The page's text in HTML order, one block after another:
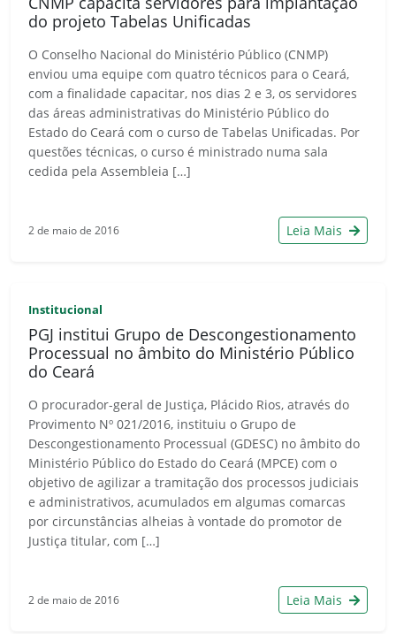
do projeto Tabelas Unificadas
O Conselho Nacional do Ministério Público (CNMP)
enviou uma equipe com quatro técnicos para o Ceará,
com a finalidade capacitar, nos dias 2 e 3, os servidores
das áreas administrativas do Ministério Público do
Estado do Ceará com o curso de Tabelas Unificadas. Por
questões técnicas, o curso é ministrado numa sala
cedida pela Assembleia […]
2 de maio de 2016 Leia Mais
Institucional
PGJ institui Grupo de Descongestionamento
Processual no âmbito do Ministério Público
do Ceará
O procurador-geral de Justiça, Plácido Rios, através do
Provimento Nº 021/2016, instituiu o Grupo de
Descongestionamento Processual (GDESC) no âmbito do
Ministério Público do Estado do Ceará (MPCE) com o
objetivo de agilizar a tramitação dos processos judiciais
e administrativos, acumulados em algumas comarcas
por circunstâncias alheias à vontade do promotor de
Justiça titular, com […]
2 de maio de 2016 Leia Mais